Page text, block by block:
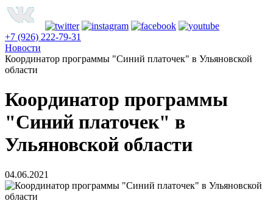
+7 (926) 222-79-31
Новости
Координатор программы "Синий платочек" в Ульяновской
области
Координатор программы
"Синий платочек" в
Ульяновской области
04.06.2021